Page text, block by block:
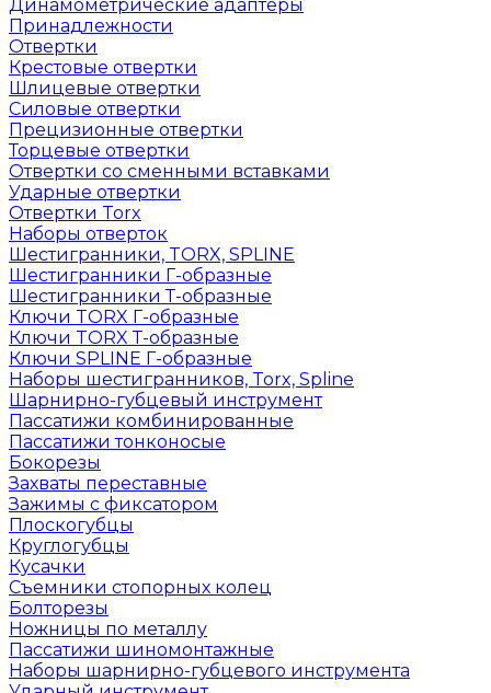
Динамометрические адаптеры
Принадлежности
Отвертки
Крестовые отвертки
Шлицевые отвертки
Силовые отвертки
Прецизионные отвертки
Торцевые отвертки
Отвертки со сменными вставками
Ударные отвертки
Отвертки Torx
Наборы отверток
Шестигранники, TORX, SPLINE
Шестигранники Г-образные
Шестигранники Т-образные
Ключи TORX Г-образные
Ключи TORX Т-образные
Ключи SPLINE Г-образные
Наборы шестигранников, Torx, Spline
Шарнирно-губцевый инструмент
Пассатижи комбинированные
Пассатижи тонконосые
Бокорезы
Захваты переставные
Зажимы с фиксатором
Плоскогубцы
Круглогубцы
Кусачки
Съемники стопорных колец
Болторезы
Ножницы по металлу
Пассатижи шиномонтажные
Наборы шарнирно-губцевого инструмента